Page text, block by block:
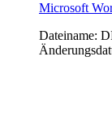
Microsoft
Dateiname: